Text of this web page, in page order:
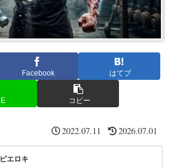
Facebook はてブ
コピー
2022.07.11 2026.07.01
ピエロキ